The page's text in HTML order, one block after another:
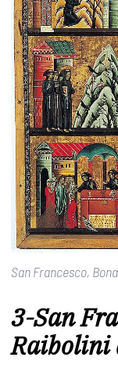
San Francesco,
3-San
Raibolini